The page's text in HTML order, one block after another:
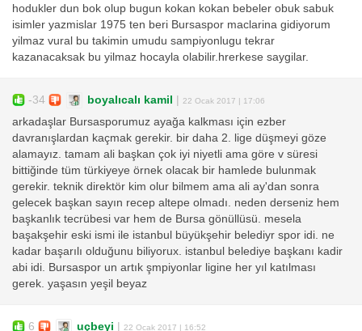
hodukler dun bok olup bugun kokan kokan bebeler obuk sabuk
isimler yazmislar 1975 ten beri Bursaspor maclarina gidiyorum
yilmaz vural bu takimin umudu sampiyonlugu tekrar
kazanacaksak bu yilmaz hocayla olabilir.hrerkese saygilar.
-34 boyalıcalı kamil 22 Ocak 2017 | 17:06
arkadaşlar Bursasporumuz ayağa kalkması için ezber
davranışlardan kaçmak gerekir. bir daha 2. lige düşmeyi göze
alamayız. tamam ali başkan çok iyi niyetli ama göre v süresi
bittiğinde tüm türkiyeye örnek olacak bir hamlede bulunmak
gerekir. teknik direktör kim olur bilmem ama ali ay'dan sonra
gelecek başkan sayın recep altepe olmadı. neden derseniz hem
başkanlık tecrübesi var hem de Bursa gönüllüsü. mesela
başakşehir eski ismi ile istanbul büyükşehir belediyr spor idi. ne
kadar başarılı olduğunu biliyorux. istanbul belediye başkanı kadir
abi idi. Bursaspor un artık şmpiyonlar ligine her yıl katılması
gerek. yaşasın yeşil beyaz
6 uçbeyi 22 Ocak 2017 | 16:52